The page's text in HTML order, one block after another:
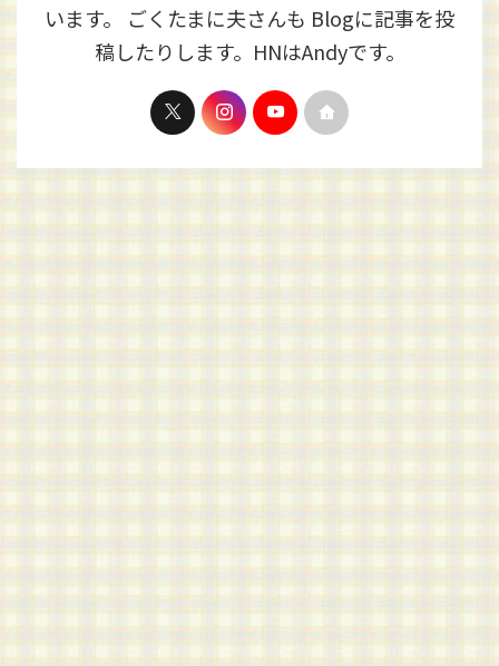
います。 ごくたまに夫さんも Blogに記事を投
稿したりします。HNはAndyです。